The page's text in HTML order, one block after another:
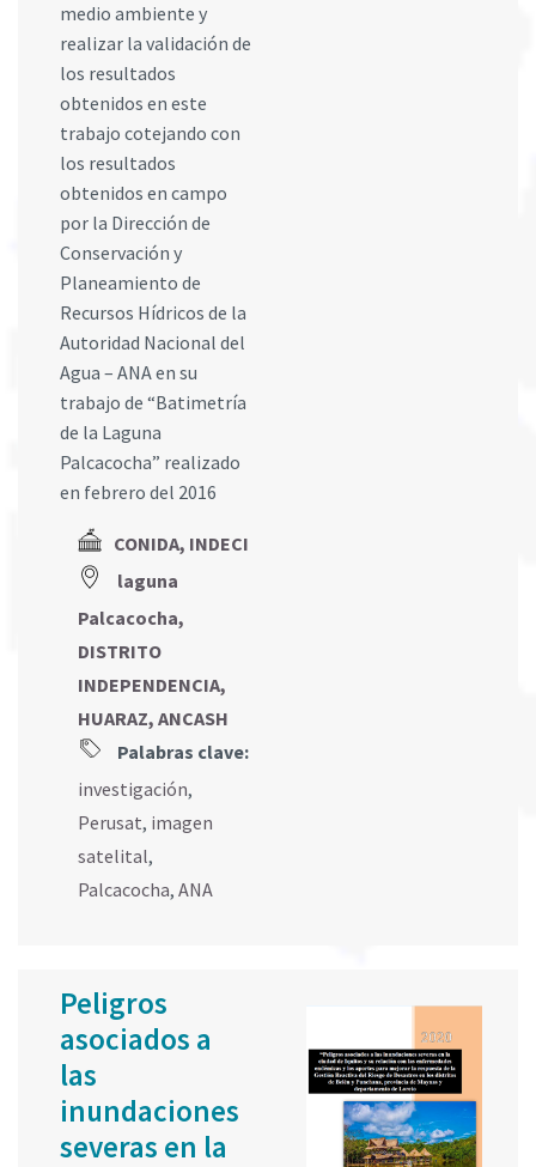
medio ambiente y
realizar la validación de
los resultados
obtenidos en este
trabajo cotejando con
los resultados
obtenidos en campo
por la Dirección de
Conservación y
Planeamiento de
Recursos Hídricos de la
Autoridad Nacional del
Agua – ANA en su
trabajo de “Batimetría
de la Laguna
Palcacocha” realizado
en febrero del 2016
CONIDA, INDECI
laguna
Palcacocha,
DISTRITO
INDEPENDENCIA,
HUARAZ, ANCASH
Palabras clave:
investigación,
Perusat, imagen
satelital,
Palcacocha, ANA
Peligros
asociados a
las
inundaciones
severas en la